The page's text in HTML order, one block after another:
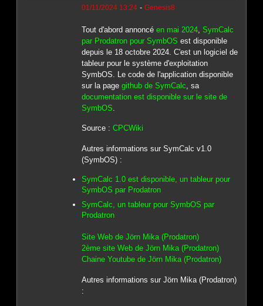
01/11/2024 13:24- Genesis8
Tout d'abord annoncé en mai 2024, SymCalc
par Prodatron pour SymbOS est disponible
depuis le 18 octobre 2024. C'est un logiciel de
tableur pour le système d'exploitation
SymbOS. Le code de l'application disponible
sur la page github de SymCalc , sa
documentation est disponible sur le site de
SymbOS
Source : CPCWiki
Autres informations sur SymCalc v1.0
(SymbOS) :
SymCalc 1.0 est disponible, un tableur pour
SymbOS par Prodatron
SymCalc, un tableur pour SymbOS par
Prodatron
Site Web de Jörn Mika (Prodatron)
2ème site Web de Jörn Mika (Prodatron)
Chaine Youtube de Jörn Mika (Prodatron)
Autres informations sur Jörn Mika (Prodatron)
: